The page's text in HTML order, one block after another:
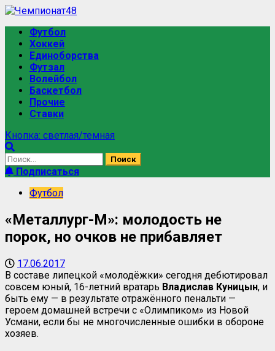
Футбол
Хоккей
Единоборства
Футзал
Волейбол
Баскетбол
Прочие
Ставки
Кнопка: светлая/темная
Подписаться
Футбол
«Металлург-М»: молодость не
порок, но очков не прибавляет
17.06.2017
В составе липецкой «молодёжки» сегодня дебютировал
совсем юный, 16-летний вратарь Владислав Куницын, и
быть ему — в результате отражённого пенальти —
героем домашней встречи с «Олимпиком» из Новой
Усмани, если бы не многочисленные ошибки в обороне
хозяев.